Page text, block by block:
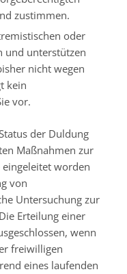
zustimmen.
oder
und unterstützen
nicht wegen
kein
vor.
der Duldung
Maßnahmen zur
eingeleitet worden
von
Untersuchung zur
Erteilung einer
wenn
freiwilligen
eines laufenden